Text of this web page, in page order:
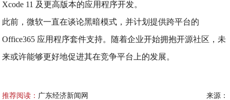
Xcode 11 及更高版本的应用程序开发。
此前，微软一直在谈论黑暗模式，并计划提供跨平台的
Office365 应用程序套件支持。随着企业开始拥抱开源社区，未
来或许能够更好地促进其在竞争平台上的发展。
推荐阅读： 广东经济新闻网 来源：